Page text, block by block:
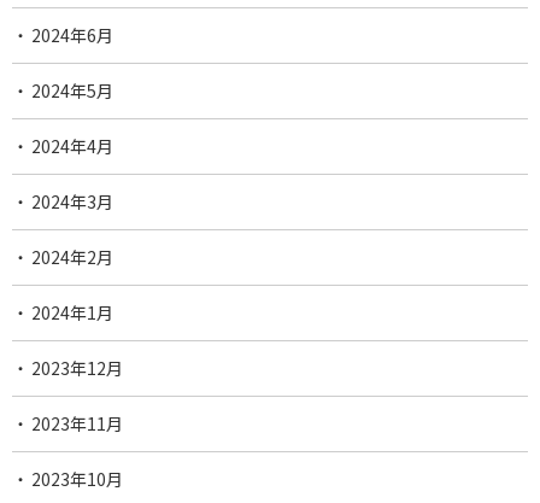
2024年6月
2024年5月
2024年4月
2024年3月
2024年2月
2024年1月
2023年12月
2023年11月
2023年10月